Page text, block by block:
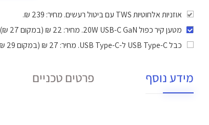
אוזניות אלחוטיות TWS עם ביטול רעשים. מחיר: 239 ₪.
מטען קיר כפול 20W USB-C GaN
. מחיר: 22 ₪ (במקום 27 ₪).
כבל USB Type-C ל-USB Type-C
. מחיר: 27 ₪ (במקום 29 ₪).
מידע נוסף פרטים טכניים